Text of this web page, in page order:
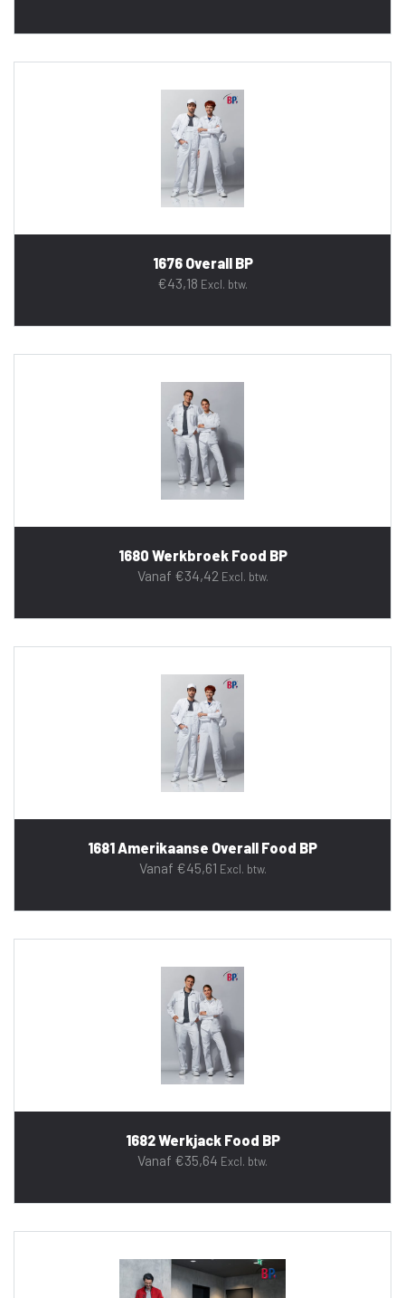
1676 Overall BP
€43,18 Excl. btw.
1680 Werkbroek Food BP
Vanaf €34,42 Excl. btw.
1681 Amerikaanse Overall Food BP
Vanaf €45,61 Excl. btw.
1682 Werkjack Food BP
Vanaf €35,64 Excl. btw.